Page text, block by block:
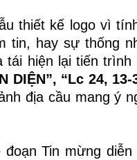
thiết kế logo vì
tin, hay sự thống
hiện lại tiến trình
DIỆN”, “Lc 24, 13-
địa cầu mang ý
Tin mừng